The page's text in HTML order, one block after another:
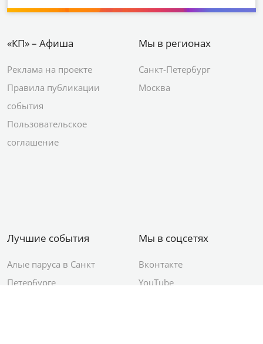
«КП» – Афиша
Реклама на проекте
Правила публикации
события
Пользовательское
соглашение
Мы в регионах
Санкт-Петербург
Москва
Лучшие события
Алые паруса в Санкт
Петербурге
Мы в соцсетях
Вконтакте
YouTube